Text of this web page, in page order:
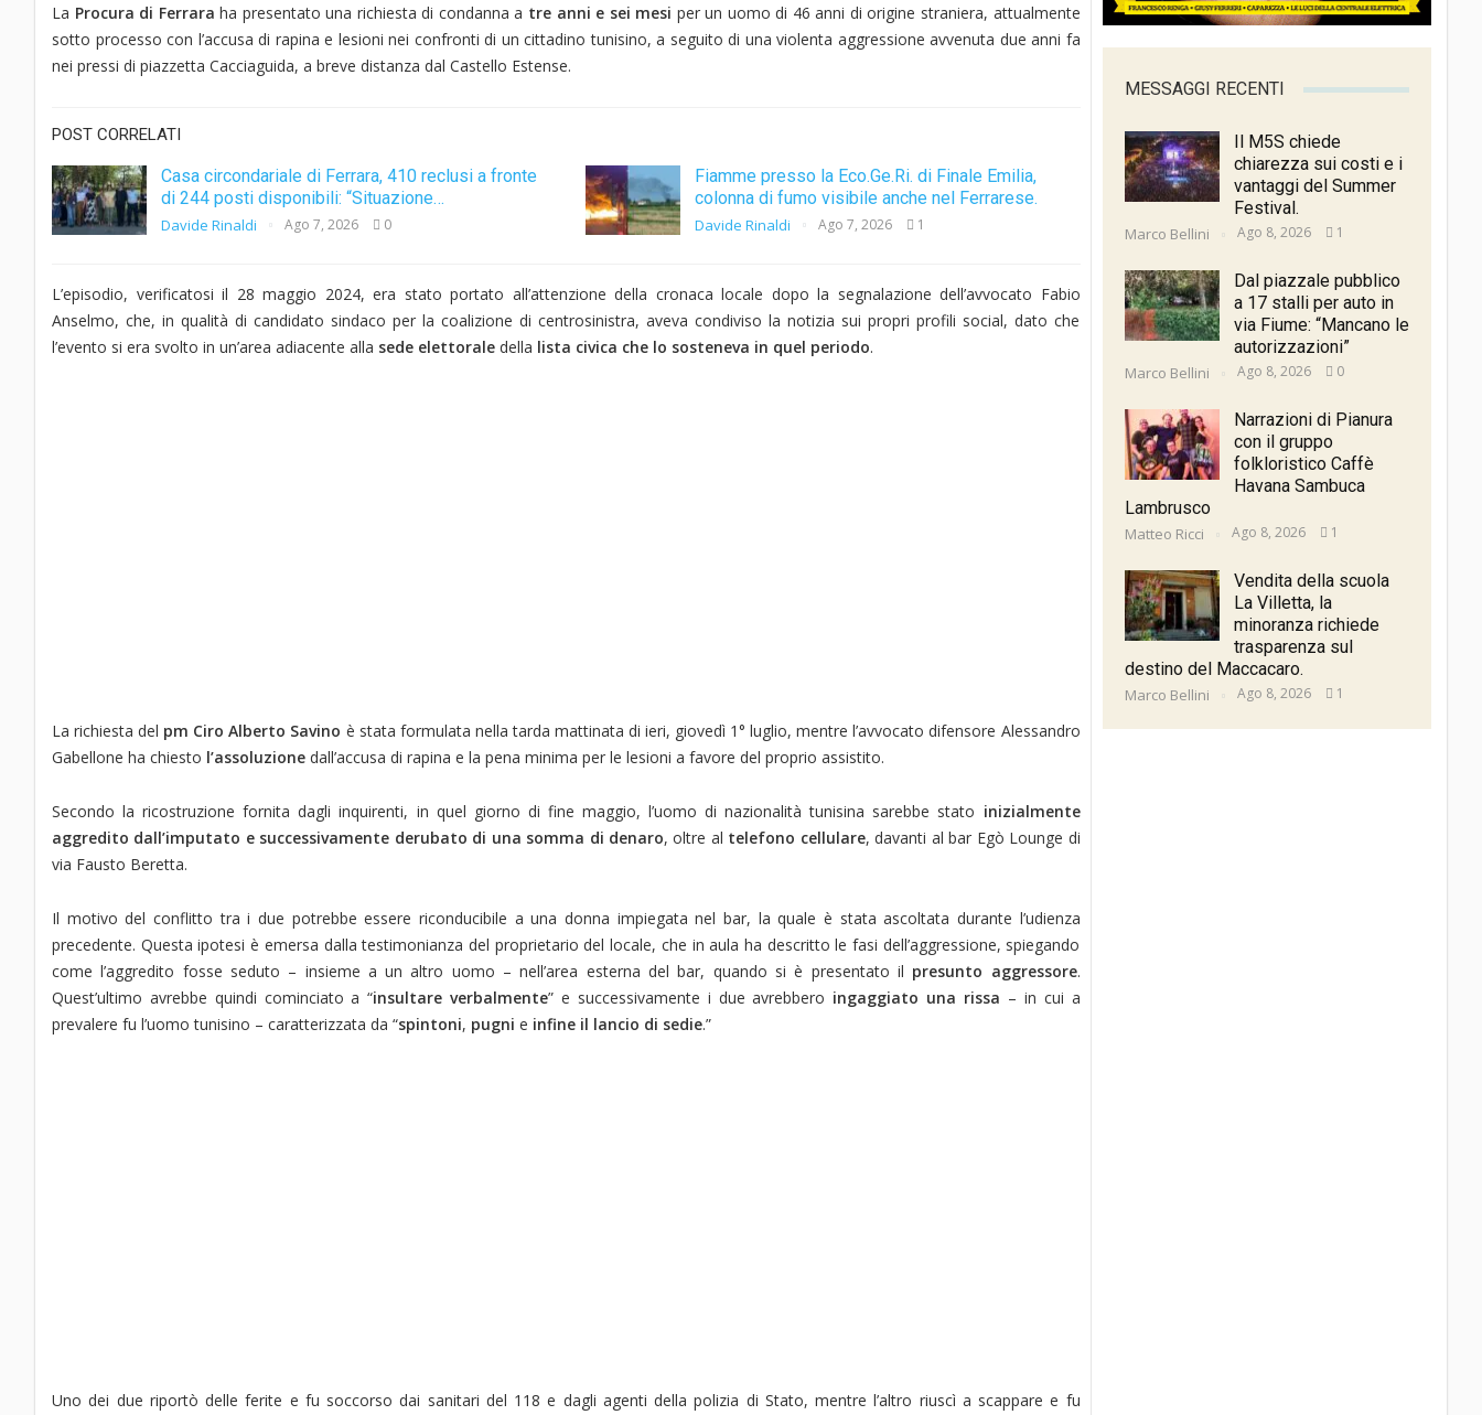
La Procura di Ferrara ha presentato una richiesta di condanna a tre anni e sei mesi per un uomo di 46 anni di origine straniera, attualmente
sotto processo con l’accusa di rapina e lesioni nei confronti di un cittadino tunisino, a seguito di una violenta aggressione avvenuta due anni fa
nei pressi di piazzetta Cacciaguida, a breve distanza dal Castello Estense.
POST CORRELATI
Casa circondariale di Ferrara, 410 reclusi a fronte
di 244 posti disponibili: “Situazione…
Davide Rinaldi Ago 7, 2026 0
Fiamme presso la Eco.Ge.Ri. di Finale Emilia,
colonna di fumo visibile anche nel Ferrarese.
Davide Rinaldi Ago 7, 2026 1
L’episodio, verificatosi il 28 maggio 2024, era stato portato all’attenzione della cronaca locale dopo la segnalazione dell’avvocato Fabio
Anselmo, che, in qualità di candidato sindaco per la coalizione di centrosinistra, aveva condiviso la notizia sui propri profili social, dato che
l’evento si era svolto in un’area adiacente alla sede elettorale della lista civica che lo sosteneva in quel periodo.
La richiesta del pm Ciro Alberto Savino è stata formulata nella tarda mattinata di ieri, giovedì 1° luglio, mentre l’avvocato difensore Alessandro
Gabellone ha chiesto l’assoluzione dall’accusa di rapina e la pena minima per le lesioni a favore del proprio assistito.
Secondo la ricostruzione fornita dagli inquirenti, in quel giorno di fine maggio, l’uomo di nazionalità tunisina sarebbe stato inizialmente
aggredito dall’imputato e successivamente derubato di una somma di denaro, oltre al telefono cellulare, davanti al bar Egò Lounge di
via Fausto Beretta.
Il motivo del conflitto tra i due potrebbe essere riconducibile a una donna impiegata nel bar, la quale è stata ascoltata durante l’udienza
precedente. Questa ipotesi è emersa dalla testimonianza del proprietario del locale, che in aula ha descritto le fasi dell’aggressione, spiegando
come l’aggredito fosse seduto – insieme a un altro uomo – nell’area esterna del bar, quando si è presentato il presunto aggressore.
Quest’ultimo avrebbe quindi cominciato a “insultare verbalmente” e successivamente i due avrebbero ingaggiato una rissa – in cui a
prevalere fu l’uomo tunisino – caratterizzata da “spintoni, pugni e infine il lancio di sedie.”
Uno dei due riportò delle ferite e fu soccorso dai sanitari del 118 e dagli agenti della polizia di Stato, mentre l’altro riuscì a scappare e fu
MESSAGGI RECENTI
Il M5S chiede
chiarezza sui costi e i
vantaggi del Summer
Festival.
Marco Bellini Ago 8, 2026 1
Dal piazzale pubblico
a 17 stalli per auto in
via Fiume: “Mancano le
autorizzazioni”
Marco Bellini Ago 8, 2026 0
Narrazioni di Pianura
con il gruppo
folkloristico Caffè
Havana Sambuca
Lambrusco
Matteo Ricci Ago 8, 2026 1
Vendita della scuola
La Villetta, la
minoranza richiede
trasparenza sul
destino del Maccacaro.
Marco Bellini Ago 8, 2026 1